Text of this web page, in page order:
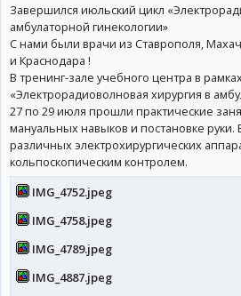
Завершился июльский цикл
амбулаторной гинекологии»
С нами были врачи из Ставрополя,
и Краснодара !
В тренинг-зале учебного центра в
«Электрорадиоволновая хирургия в
27 по 29 июля прошли практические
мануальных навыков и постановке руки.
различных электрохирургических
кольпоскопическим контролем.
IMG_4752.jpeg
IMG_4758.jpeg
IMG_4789.jpeg
IMG_4887.jpeg